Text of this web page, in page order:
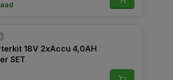
18V 2xAccu 4,0AH
SET